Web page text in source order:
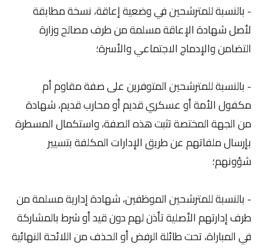
- بالنسبة للمترشحين في وضعية إعاقة، نسخة مطابقة
لأصل شهادة الإعاقة مسلمة من طرف مصالح وزارة
التضامن والإدماج الاجتماعي والأسرة؛
- بالنسبة للمترشحين المتوفرين على صفة مقاوم أم
مكفول الأمة أو عسكري قديم أو محارب قديم، شهادة
من الجهة المختصة تثبت هذه الصفة، واستكمال المسطرة
بإرسال ملفاتهم عن طريق الإدارات المكلفة بتسيير
شؤونهم؛
- بالنسبة للمترشحين الموظفين، شهادة إدارية مسلمة من
طرف إدارتهم الأصلية تأذن لهم دون قيد أو شرط بالمشاركة
في المباراة، تحت طائلة الرفض أو الحذف من اللائحة النهائية